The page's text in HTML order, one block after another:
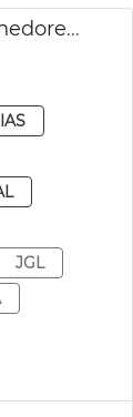
Soterramiento ocho islas contenedores València
JGL